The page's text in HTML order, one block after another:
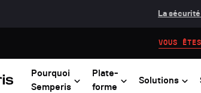
La
Pourquoi
Semperis
Plate-
forme
Solutions
VOUS